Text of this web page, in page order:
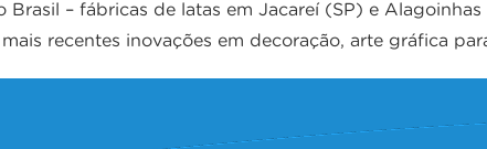
Brasil – fábricas de latas em Jacareí (SP) e
recentes inovações em decoração, arte gráfica